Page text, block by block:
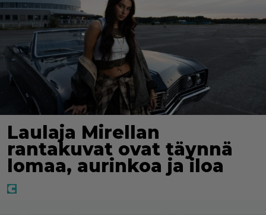
Laulaja Mirellan
rantakuvat ovat täynnä
lomaa, aurinkoa ja iloa